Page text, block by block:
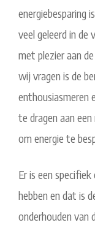
energiebesparing
veel geleerd in de
met plezier aan
wij vragen is de
enthousiasmeren
te dragen aan
om energie te
Er is een
hebben en dat is
onderhouden van